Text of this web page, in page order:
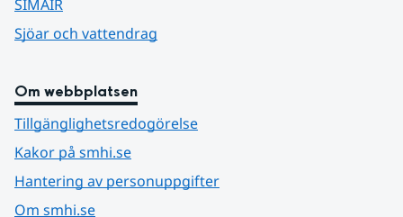
SIMAIR
Sjöar och vattendrag
Om webbplatsen
Tillgänglighetsredogörelse
Kakor på smhi.se
Hantering av personuppgifter
Om smhi.se